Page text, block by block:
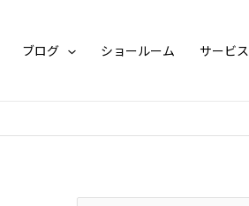
ブログ ショールーム サービス